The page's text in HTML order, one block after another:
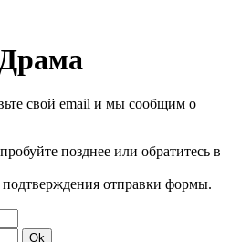
свой email и мы сообщим о
позднее или обратитесь в
отправки формы.
Ok